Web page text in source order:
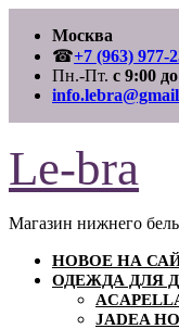
содержимому
Москва
☎+7 (963) 977-
Пн.-Пт. с 9:00
Le-bra
Магазин нижнего
НОВОЕ НА
ОДЕЖДА ДЛЯ
JADEA